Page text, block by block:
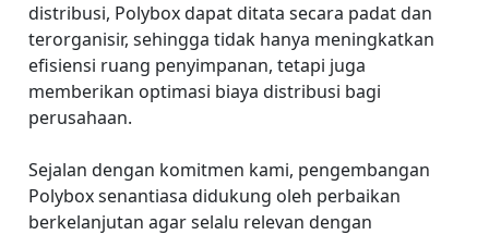
distribusi, Polybox dapat ditata secara padat dan
terorganisir, sehingga tidak hanya meningkatkan
efisiensi ruang penyimpanan, tetapi juga
memberikan optimasi biaya distribusi bagi
perusahaan.
Sejalan dengan komitmen kami, pengembangan
Polybox senantiasa didukung oleh perbaikan
berkelanjutan agar selalu relevan dengan